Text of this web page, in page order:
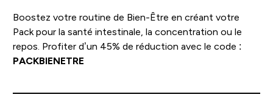
Boostez votre routine de Bien-Être en créant votre
Pack pour la santé intestinale, la concentration ou le
repos. Profiter d’un 45% de réduction avec le code :
PACKBIENETRE